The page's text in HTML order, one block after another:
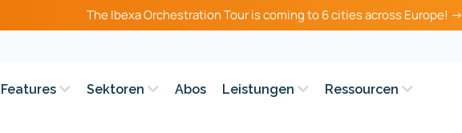
The Ibexa Orchestration Tour is coming to 6 cities across Europe! →
Features Sektoren Abos Leistungen Ressourcen